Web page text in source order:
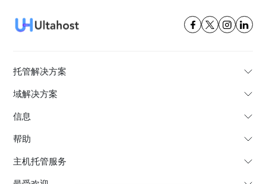
托管解决方案
域解决方案
信息
帮助
主机托管服务